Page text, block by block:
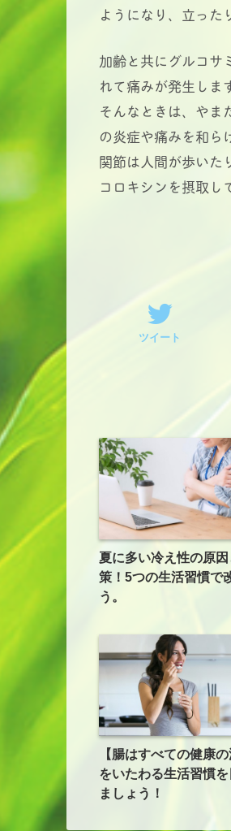
ようになり、立った
加齢と共にグルコサ
れて痛みが発生しま
そんなときは、やま
の炎症や痛みを和ら
関節は人間が歩いた
コロキシンを摂取し
ツイート
夏に多い冷え性の原
策！5つの生活習慣で
う。
【腸はすべての健康
をいたわる生活習慣を
ましょう！